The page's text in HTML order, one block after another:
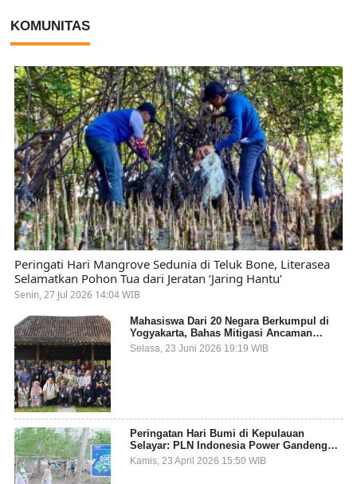
KOMUNITAS
Peringati Hari Mangrove Sedunia di Teluk Bone, Literasea
Selamatkan Pohon Tua dari Jeratan ‘Jaring Hantu’
Senin, 27 Jul 2026 14:04 WIB
Mahasiswa Dari 20 Negara Berkumpul di
Yogyakarta, Bahas Mitigasi Ancaman
Kesehatan Global
Selasa, 23 Juni 2026 19:19 WIB
Peringatan Hari Bumi di Kepulauan
Selayar: PLN Indonesia Power Gandeng
Pemda dan Komunitas, Giatkan Restorasi
Mangrove
Kamis, 23 April 2026 15:50 WIB